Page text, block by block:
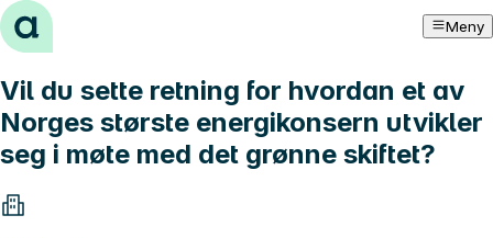
Hopp til innhold Meny
Vil du sette retning for hvordan et av
Norges største energikonsern utvikler
seg i møte med det grønne skiftet?